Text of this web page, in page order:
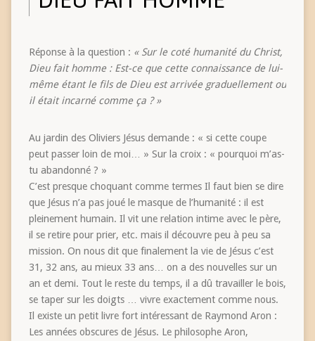
Réponse à la question : « Sur le coté humanité du Christ,
Dieu fait homme : Est-ce que cette connaissance de lui-
même étant le fils de Dieu est arrivée graduellement ou
il était incarné comme ça ? »
Au jardin des Oliviers Jésus demande : « si cette coupe
peut passer loin de moi… » Sur la croix : « pourquoi m’as-
tu abandonné ? »
C’est presque choquant comme termes Il faut bien se dire
que Jésus n’a pas joué le masque de l’humanité : il est
pleinement humain. Il vit une relation intime avec le père,
il se retire pour prier, etc. mais il découvre peu à peu sa
mission. On nous dit que finalement la vie de Jésus c’est
31, 32 ans, au mieux 33 ans… on a des nouvelles sur un
an et demi. Tout le reste du temps, il a dû travailler le bois,
se taper sur les doigts … vivre exactement comme nous.
Il existe un petit livre fort intéressant de Raymond Aron :
Les années obscures de Jésus. Le philosophe Aron,